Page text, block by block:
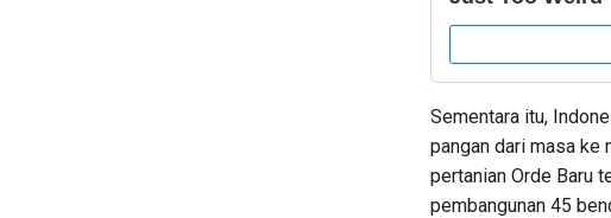
Sementara itu,
pangan dari masa ke
pertanian Orde Baru
pembangunan 45